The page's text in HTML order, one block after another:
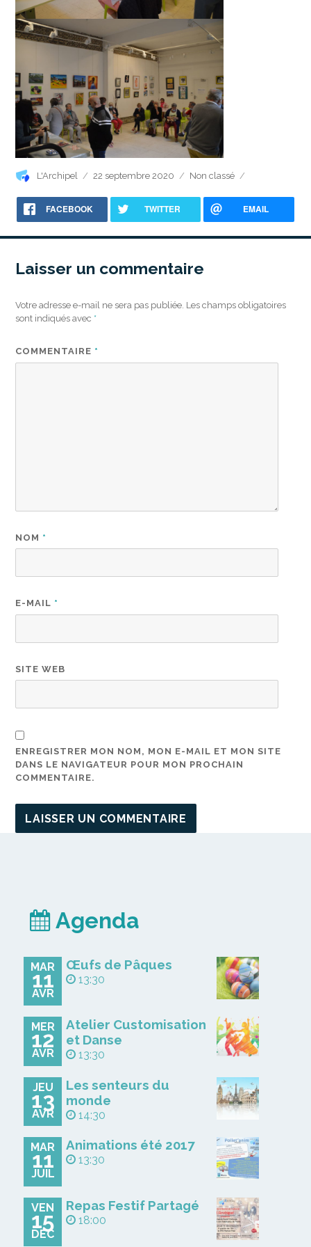
Auteur
L'Archipel
Publié
22 septembre 2020 Catégories
Non classé
FACEBOOK TWITTER EMAIL
Laisser un commentaire
Votre adresse e-mail ne sera pas publiée. Les champs obligatoires
sont indiqués avec *
COMMENTAIRE *
NOM *
E-MAIL *
SITE WEB
ENREGISTRER MON NOM, MON E-MAIL ET MON SITE
DANS LE NAVIGATEUR POUR MON PROCHAIN
COMMENTAIRE.
Agenda
MAR
11
AVR
Œufs de Pâques
13:30
MER
12
AVR
Atelier Customisation
et Danse
13:30
JEU
13
AVR
Les senteurs du
monde
14:30
MAR
11
JUIL
Animations été 2017
13:30
VEN
15
DÉC
Repas Festif Partagé
18:00